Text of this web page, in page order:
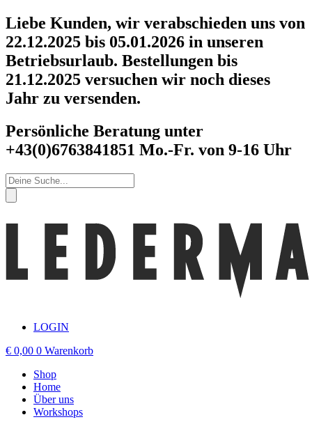
Zum
Inhalt
springen
Liebe Kunden, wir verabschieden uns von
22.12.2025 bis 05.01.2026 in unseren
Betriebsurlaub. Bestellungen bis
21.12.2025 versuchen wir noch dieses
Jahr zu versenden.
Persönliche Beratung unter
+43(0)6763841851 Mo.-Fr. von 9-16 Uhr
Products
search
LOGIN
€ 0,00 0 Warenkorb
Shop
Home
Über uns
Workshops